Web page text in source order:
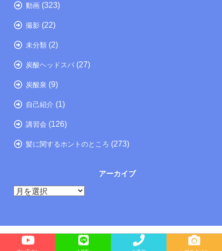
動画 (323)
撮影 (22)
未分類 (2)
炭酸ヘッドスパ (27)
炭酸泉 (9)
自己紹介 (1)
講習会 (126)
髪に関するホントのところ (273)
アーカイブ
ア
ブ
Copyright©
たつの市の美容院メーカー講師が教えるぺったんこ髪の解決方法ブログ, 2025 All